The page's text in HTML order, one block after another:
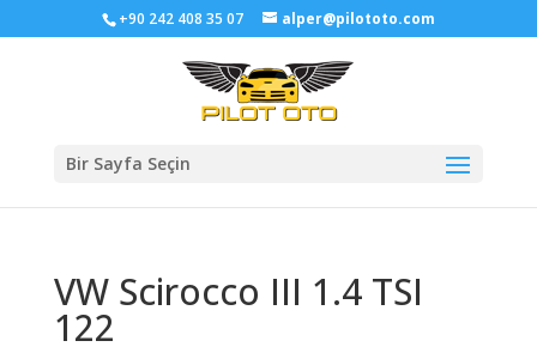
+90 242 408 35 07 alper@pilototo.com
Bir Sayfa Seçin
VW Scirocco III 1.4 TSI
122